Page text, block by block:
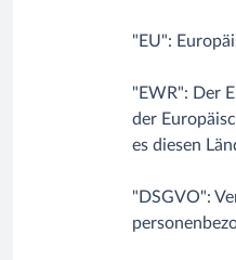
"EU":
"EWR": Der
der
es diesen
"DSGVO":